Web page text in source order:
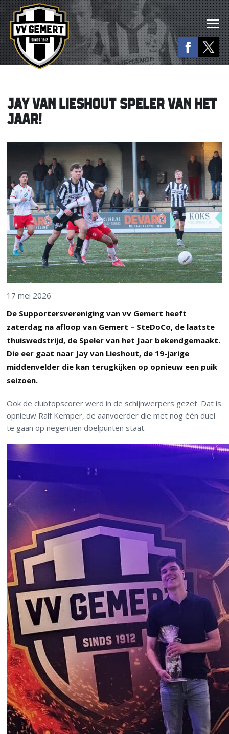
JAY VAN LIESHOUT SPELER VAN HET
JAAR!
17 mei 2026
De Supportersvereniging van vv Gemert heeft
zaterdag na afloop van Gemert – SteDoCo, de laatste
thuiswedstrijd, de Speler van het Jaar bekendgemaakt.
Die eer gaat naar Jay van Lieshout, de 19-jarige
middenvelder die kan terugkijken op opnieuw een puik
seizoen.
Ook de clubtopscorer werd in de schijnwerpers gezet. Dat is
opnieuw Ralf Kemper, de aanvoerder die met nog één duel
te gaan op negentien doelpunten staat.